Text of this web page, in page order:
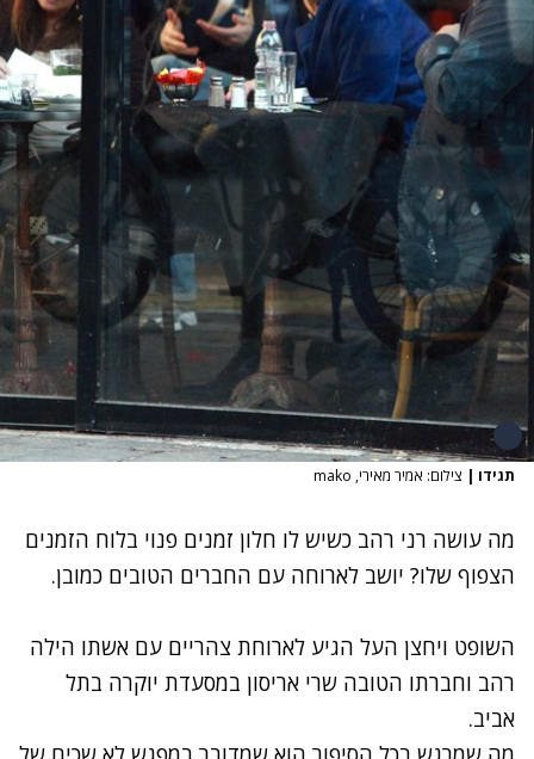
תגידו | צילום: אמיר מאירי, mako
מה עושה רני רהב כשיש לו חלון זמנים פנוי בלוח הזמנים
הצפוף שלו? יושב לארוחה עם החברים הטובים כמובן.
השופט ויחצן העל הגיע לארוחת צהריים עם אשתו הילה
רהב וחברתו הטובה שרי אריסון במסעדת יוקרה בתל
אביב.